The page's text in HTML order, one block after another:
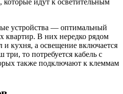
идут к осветительным
устройства — оптимальный
квартир. В них нередко рядом
и кухня, а освещение включается
то потребуется кабель с
также подключают к клеммам